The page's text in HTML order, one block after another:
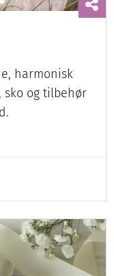
harmonisk
sko og tilbehør